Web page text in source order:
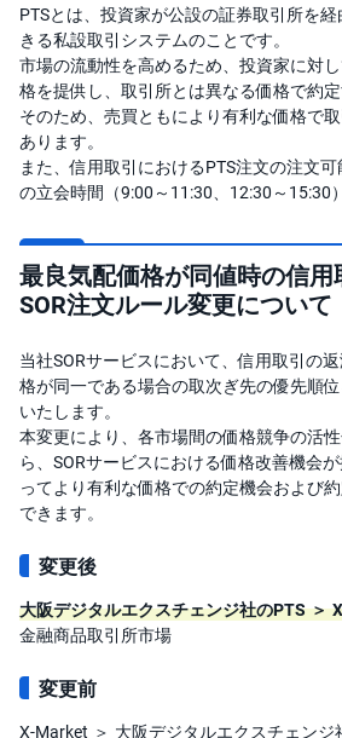
銀
・
プ
ラ
チ
ナ
外
貨
建
M
F
NE
W
取
引
C
F
D(
く
り
っ
く
株
3
6
5)
店
C
F
D
S
セ
PTSとは、投資家が公設の証券取引所を
きる私設取引システムのことです。
市場の流動性を高めるため、投資家に対
格を提供し、取引所とは異なる価格で約定
そのため、売買ともにより有利な価格で
あります。
また、信用取引におけるPTS注文の注文
の立会時間（9:00～11:30、12:30～15:30
最良気配価格が同値時の信
SOR注文ルール変更について
当社SORサービスにおいて、信用取引の
格が同一である場合の取次ぎ先の優先順
いたします。
本変更により、各市場間の価格競争の活
ら、SORサービスにおける価格改善機会
ってより有利な価格での約定機会および
できます。
変更後
大阪デジタルエクスチェンジ社のPTS ＞
金融商品取引所市場
変更前
X-Market ＞ 大阪デジタルエクスチェンジ